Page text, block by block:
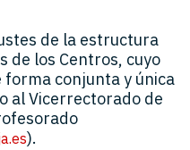
de la estructura
de los Centros, cuyo
conjunta y única
al Vicerrectorado de
).